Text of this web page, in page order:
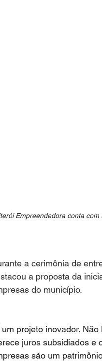
Empreendedora conta
a cerimônia de
a proposta da
do município.
um projeto inovador.
juros subsidiados e
são um